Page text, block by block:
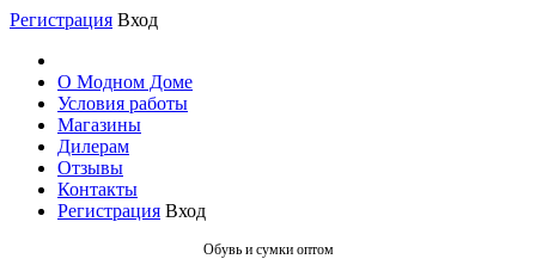
Регистрация Вход
О Модном Доме
Условия работы
Магазины
Дилерам
Отзывы
Контакты
Регистрация Вход
Обувь и сумки оптом